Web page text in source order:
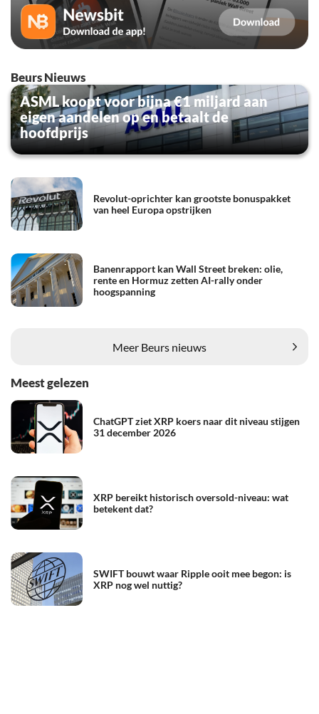
Beurs Nieuws
ASML koopt voor bijna €1 miljard aan
eigen aandelen op en betaalt de
hoofdprijs
Revolut-oprichter kan grootste bonuspakket
van heel Europa opstrijken
Banenrapport kan Wall Street breken: olie,
rente en Hormuz zetten AI-rally onder
hoogspanning
Meer Beurs nieuws
Meest gelezen
ChatGPT ziet XRP koers naar dit niveau stijgen
31 december 2026
XRP bereikt historisch oversold-niveau: wat
betekent dat?
SWIFT bouwt waar Ripple ooit mee begon: is
XRP nog wel nuttig?